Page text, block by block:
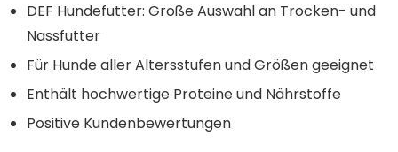
DEF Hundefutter: Große Auswahl an Trocken- und
Nassfutter
Für Hunde aller Altersstufen und Größen geeignet
Enthält hochwertige Proteine und Nährstoffe
Positive Kundenbewertungen